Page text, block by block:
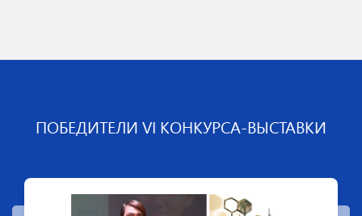
ПОБЕДИТЕЛИ VI КОНКУРСА-ВЫСТАВКИ